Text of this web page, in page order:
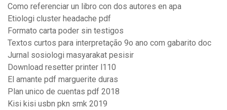
Como referenciar un libro con dos autores en apa
Etiologi cluster headache pdf
Formato carta poder sin testigos
Textos curtos para interpretação 9o ano com gabarito doc
Jurnal sosiologi masyarakat pesisir
Download resetter printer l110
El amante pdf marguerite duras
Plan unico de cuentas pdf 2018
Kisi kisi usbn pkn smk 2019